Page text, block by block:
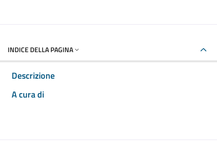
INDICE DELLA PAGINA
Descrizione
A cura di